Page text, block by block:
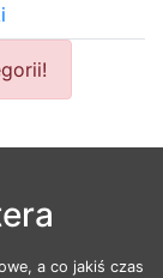
a co jakiś czas